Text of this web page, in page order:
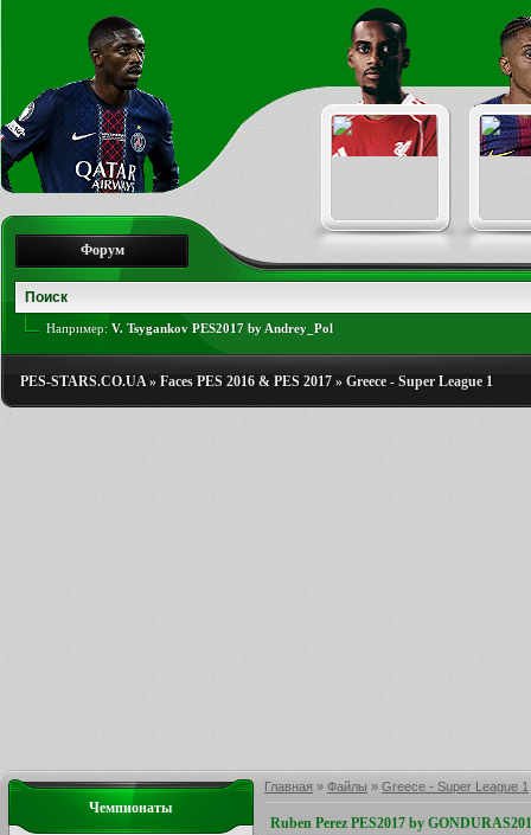
Форум
Например: V. Tsygankov PES2017 by Andrey_Pol
PES-STARS.CO.UA» Faces PES 2016 & PES 2017 » Greece - Super League 1
Главная » Файлы » Greece - Super League 1
Ruben Perez PES2017 by
Чемпионаты